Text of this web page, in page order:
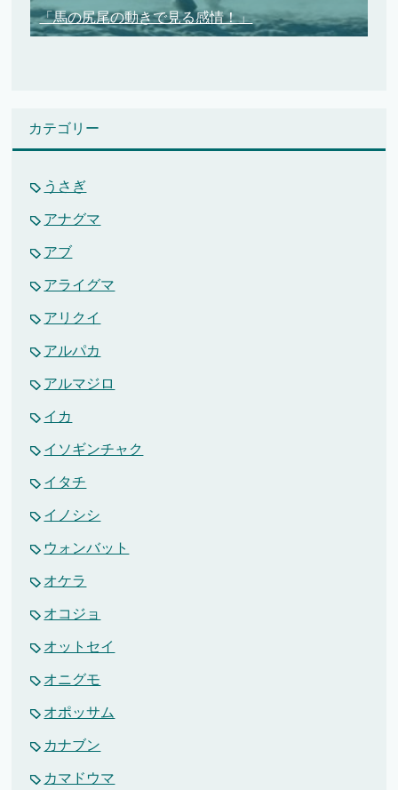
「馬の尻尾の動きで見る感情！」
カテゴリー
うさぎ
アナグマ
アブ
アライグマ
アリクイ
アルパカ
アルマジロ
イカ
イソギンチャク
イタチ
イノシシ
ウォンバット
オケラ
オコジョ
オットセイ
オニグモ
オポッサム
カナブン
カマドウマ